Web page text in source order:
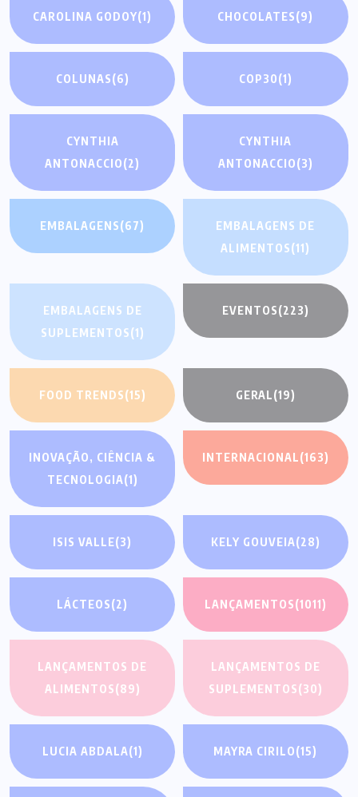
CAROLINA GODOY(1) CHOCOLATES(9)
COLUNAS(6) COP30(1)
CYNTHIA
ANTONACCIO(2)
CYNTHIA
ANTONACCIO(3)
EMBALAGENS(67)
EMBALAGENS DE
ALIMENTOS(11)
EMBALAGENS DE
SUPLEMENTOS(1)
EVENTOS(223)
FOOD TRENDS(15) GERAL(19)
INOVAÇÃO, CIÊNCIA &
TECNOLOGIA(1)
INTERNACIONAL(163)
ISIS VALLE(3) KELY GOUVEIA(28)
LÁCTEOS(2) LANÇAMENTOS(1011)
LANÇAMENTOS DE
ALIMENTOS(89)
LANÇAMENTOS DE
SUPLEMENTOS(30)
LUCIA ABDALA(1) MAYRA CIRILO(15)